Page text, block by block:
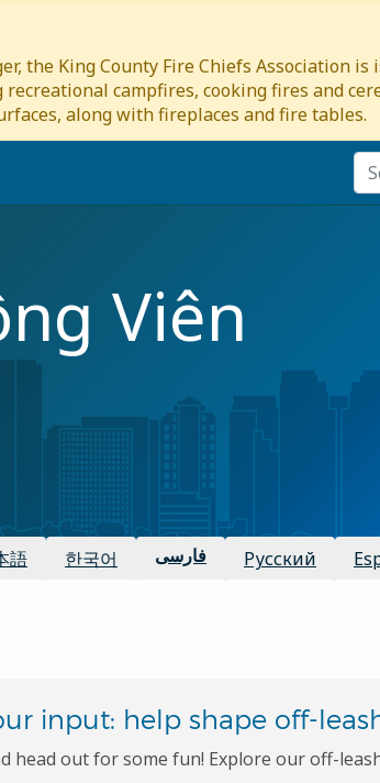
the King County Fire Chiefs Association
campfires, cooking fires and
along with fireplaces and fire tables.
Viên
語 한국어 فارسی Русский
input: help shape off-
head out for some fun! Explore our off-